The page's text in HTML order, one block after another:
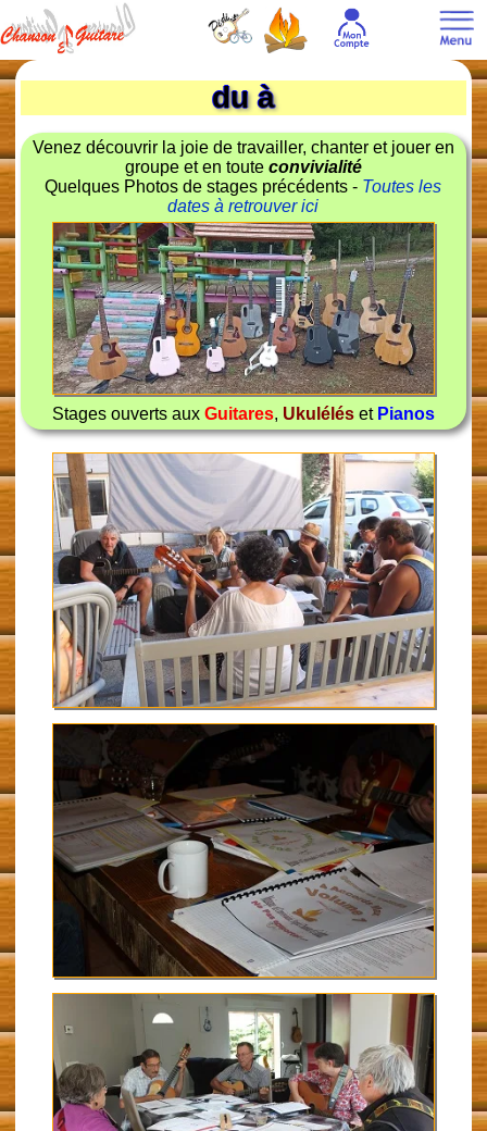
du à
Venez découvrir la joie de travailler, chanter et jouer en
groupe et en toute convivialité
Quelques Photos de stages précédents - Toutes les
dates à retrouver ici
Stages ouverts aux Guitares, Ukuléléset Pianos